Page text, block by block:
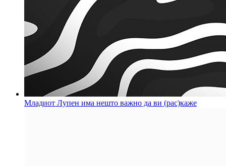
Младиот Лупен има нешто важно да ви (рас)каже